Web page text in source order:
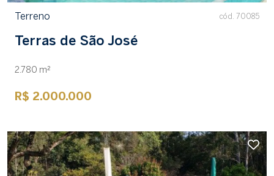
Terreno cód. 70085
Terras de São José
2.780 m²
R$ 2.000.000